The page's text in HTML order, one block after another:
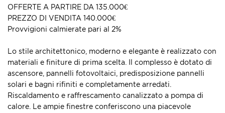
OFFERTE A PARTIRE DA 135.000€
PREZZO DI VENDITA 140.000€
Provvigioni calmierate pari al 2%
Lo stile architettonico, moderno e elegante è realizzato con
materiali e finiture di prima scelta. Il complesso è dotato di
ascensore, pannelli fotovoltaici, predisposizione pannelli
solari e bagni rifiniti e completamente arredati.
Riscaldamento e raffrescamento canalizzato a pompa di
calore. Le ampie finestre conferiscono una piacevole